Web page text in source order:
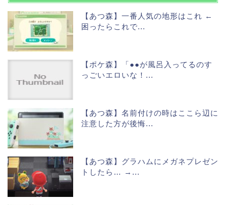
【あつ森】一番人気の地形はこれ ←
困ったらこれで...
【ポケ森】「●●が風呂入ってるのす
っごいエロいな！...
【あつ森】名前付けの時はここら辺に
注意した方が後悔...
【あつ森】グラハムにメガネプレゼン
トしたら… →...